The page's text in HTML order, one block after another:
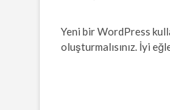
Yeni bir WordPress
oluşturmalısınız. İyi